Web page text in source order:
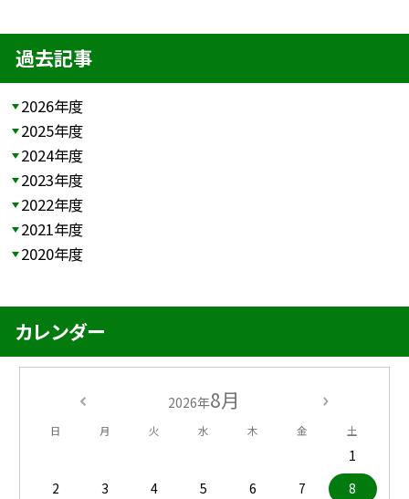
過去記事
2026年度
2025年度
2024年度
2023年度
2022年度
2021年度
2020年度
カレンダー
2026年8月
日 月 火 水 木 金 土
1
2
3 4 5 6 7
8